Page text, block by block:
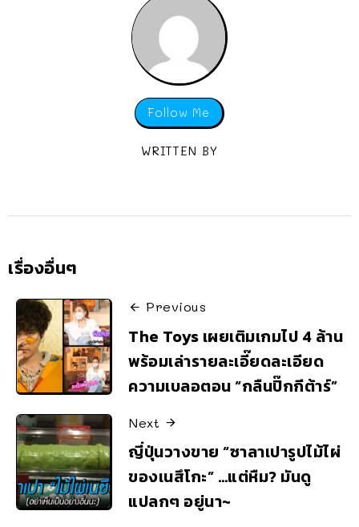
Follow Me
WRITTEN BY
เรื่องอื่นๆ
Previous
The Toys เผยเติมเกมไป 4 ล้าน
พร้อมเล่ารายละเอี๊ยดละเอียด
ความเบลอตอน “กลืนปิ๊กกีต้าร์”
Next
ญี่ปุ่นวางขาย “ซาลาเปารูปไม้ไผ่
ของเนสึโกะ” …แต่หืม? มันดู
แปลกๆ อยู่นา~